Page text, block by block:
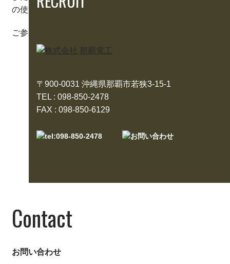
〒900-0031 沖縄県那覇市若狭3-15-1
TEL : 098-850-2478
FAX : 098-850-6129
の使い方を一緒にやることもできました。
ご参加くださった皆様、大変お疲れさまでした。
全記事一覧へ
Contact
お問い合わせ